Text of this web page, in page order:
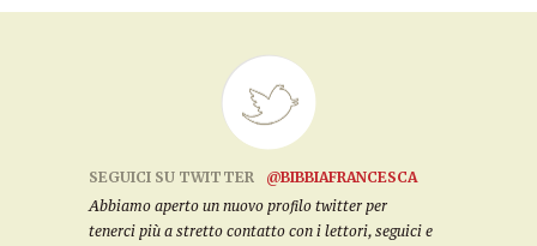
SEGUICI SU TWITTER
@BIBBIAFRANCESCA
Abbiamo aperto un nuovo profilo twitter per
tenerci più a stretto contatto con i lettori, seguici e